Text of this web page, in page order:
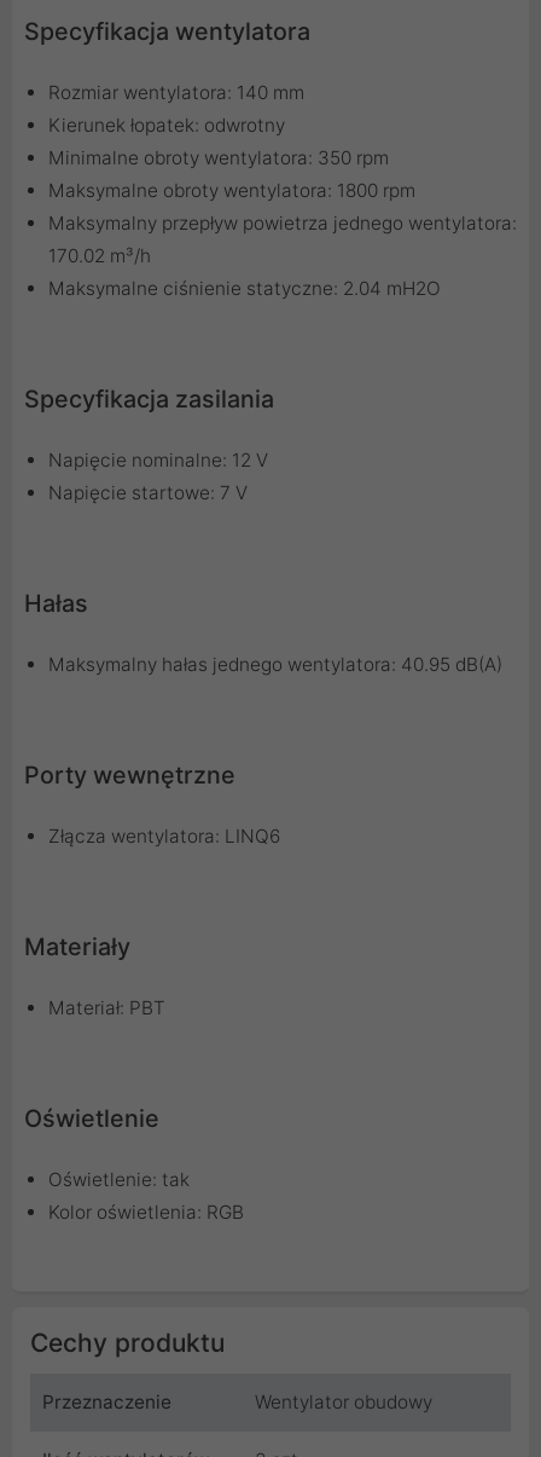
Specyfikacja wentylatora
Rozmiar wentylatora: 140 mm
Kierunek łopatek: odwrotny
Minimalne obroty wentylatora: 350 rpm
Maksymalne obroty wentylatora: 1800 rpm
Maksymalny przepływ powietrza jednego wentylatora:
170.02 m³/h
Maksymalne ciśnienie statyczne: 2.04 mH2O
Specyfikacja zasilania
Napięcie nominalne: 12 V
Napięcie startowe: 7 V
Hałas
Maksymalny hałas jednego wentylatora: 40.95 dB(A)
Porty wewnętrzne
Złącza wentylatora: LINQ6
Materiały
Materiał: PBT
Oświetlenie
Oświetlenie: tak
Kolor oświetlenia: RGB
Cechy produktu
Przeznaczenie Wentylator obudowy